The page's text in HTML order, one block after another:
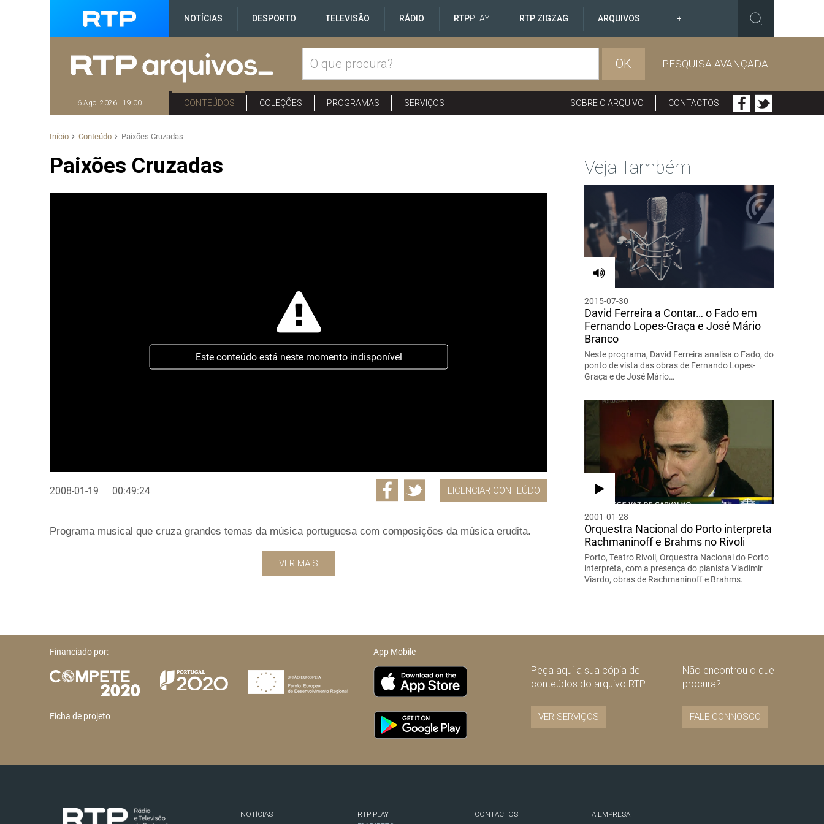
NOTÍCIAS DESPORTO TELEVISÃO RÁDIO RTPPLAY RTP ZIGZAG ARQUIVOS +
OK PESQUISA AVANÇADA
6 Ago. 2026 | 19:00 CONTEÚDOS COLEÇÕES PROGRAMAS SERVIÇOS SOBRE O ARQUIVO CONTACTOS
Início Conteúdo Paixões Cruzadas
Paixões Cruzadas
Este conteúdo está neste momento indisponível
2008-01-19 00:49:24 LICENCIAR CONTEÚDO
Programa musical que cruza grandes temas da música portuguesa com composições da música erudita.
VER MAIS
Veja Também
2015-07-30
David Ferreira a Contar… o Fado em
Fernando Lopes-Graça e José Mário
Branco
Neste programa, David Ferreira analisa o Fado, do
ponto de vista das obras de Fernando Lopes-
Graça e de José Mário…
2001-01-28
Orquestra Nacional do Porto interpreta
Rachmaninoff e Brahms no Rivoli
Porto, Teatro Rivoli, Orquestra Nacional do Porto
interpreta, com a presença do pianista Vladimir
Viardo, obras de Rachmaninoff e Brahms.
Financiado por:
Ficha de projeto
App Mobile
Peça aqui a sua cópia de
conteúdos do arquivo RTP
VER SERVIÇOS
Não encontrou o que
procura?
FALE CONNOSCO
NOTÍCIAS
RTP PLAY
CONTACTOS
A EMPRESA